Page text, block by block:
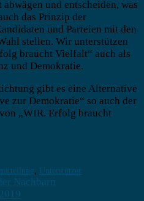
und entscheiden, was
das Prinzip der
und Parteien mit den
stellen. Wir unterstützen
braucht Vielfalt“ auch als
und Demokratie.
gibt es eine Alternative
zur Demokratie“ so auch der
„WIR. Erfolg braucht
, Unterstützer
Nachbarn